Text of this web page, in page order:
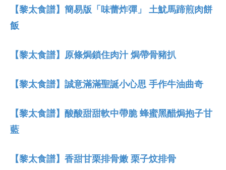
【黎太食譜】簡易版「味蕾炸彈」 土魷馬蹄煎肉餅
飯
【黎太食譜】原條焗鎖住肉汁 焗帶骨豬扒
【黎太食譜】誠意滿滿聖誕小心思 手作牛油曲奇
【黎太食譜】酸酸甜甜軟中帶脆 蜂蜜黑醋焗抱子甘
藍
【黎太食譜】香甜甘栗排骨嫩 栗子炆排骨